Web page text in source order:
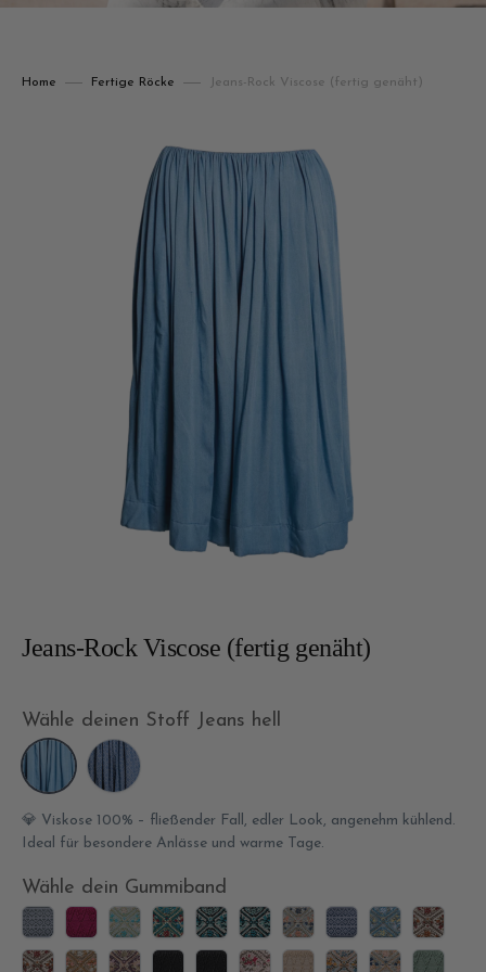
Jeans-Rock Viscose (fertig genäht)
Wähle deinen Stoff Jeans hell
Jeans
hell
Baumwolle
Jeans
Chambray
mit
Rauten
💎 Viskose 100% – fließender Fall, edler Look, angenehm kühlend.
Ideal für besondere Anlässe und warme Tage.
Wähle dein Gummiband
Alpenglühen
6cm
Beerentraum
4cm
Bergsee
4cm
Blütenmeer
4cm
Edelweissliebe
4cm
Edelweissliebe
6cm
Eisblüte
4cm
Heimatliebe
6cm
Himmelblick
4cm
4cm
Hüttenzauber
KupferglanzLavendeltraum
Nachthimmel
Nachthimmel
Rosengarten
SanddüneSonnentanz
Home Fertige Röcke Jeans-Rock Viscose (fertig genäht)